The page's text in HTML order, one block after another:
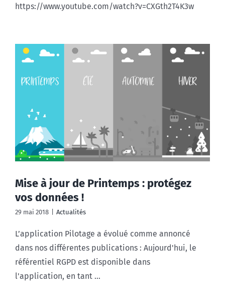
https://www.youtube.com/watch?v=CXGth2T4K3w
Mise à jour de Printemps : protégez
vos données !
29 mai 2018 Actualités
L’application Pilotage a évolué comme annoncé
dans nos différentes publications : Aujourd'hui, le
référentiel RGPD est disponible dans
l'application, en tant ...